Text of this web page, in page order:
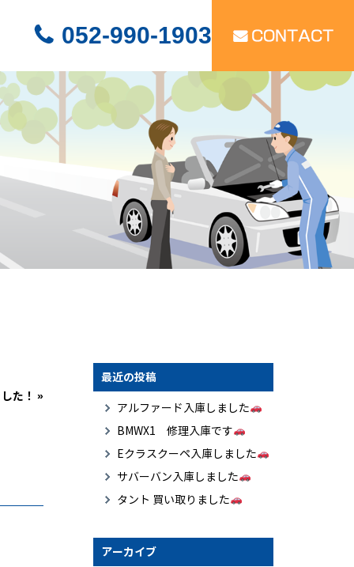
052-990-1903
た！ »
最近の投稿
アルファード入庫しました
BMWX1 修理入庫です
Eクラスクーペ入庫しました
サバーバン入庫しました
タント 買い取りました
アーカイブ